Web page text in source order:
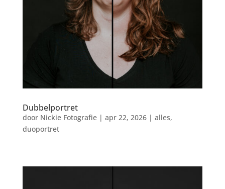
Dubbelportret
door Nickie Fotografie| apr 22, 2026| alles,
duoportret